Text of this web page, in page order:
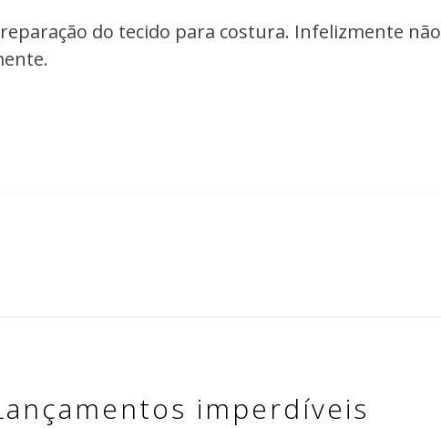
do tecido para costura. Infelizmente
imperdíveis